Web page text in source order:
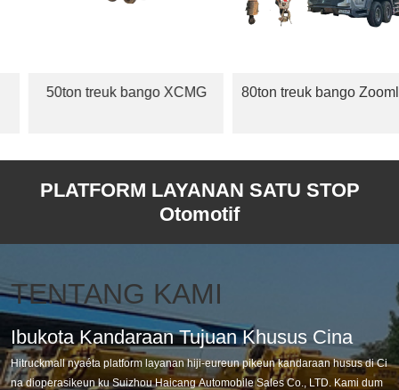
50ton treuk bango XCMG 80ton treuk bango Zoomlion
PLATFORM LAYANAN SATU STOP
Otomotif
TENTANG KAMI
Ibukota Kandaraan Tujuan Khusus Cina
Hitruckmall nyaéta platform layanan hiji-eureun pikeun kandaraan husus di Ci
na dioperasikeun ku Suizhou Haicang Automobile Sales Co., LTD. Kami dum